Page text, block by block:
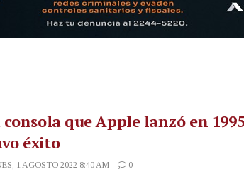
que Apple lanzó en 1995
éxito
1 AGOSTO 2022 8:40 AM 0